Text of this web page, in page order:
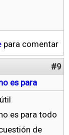
para comentar
#9
es para
es para todo
de